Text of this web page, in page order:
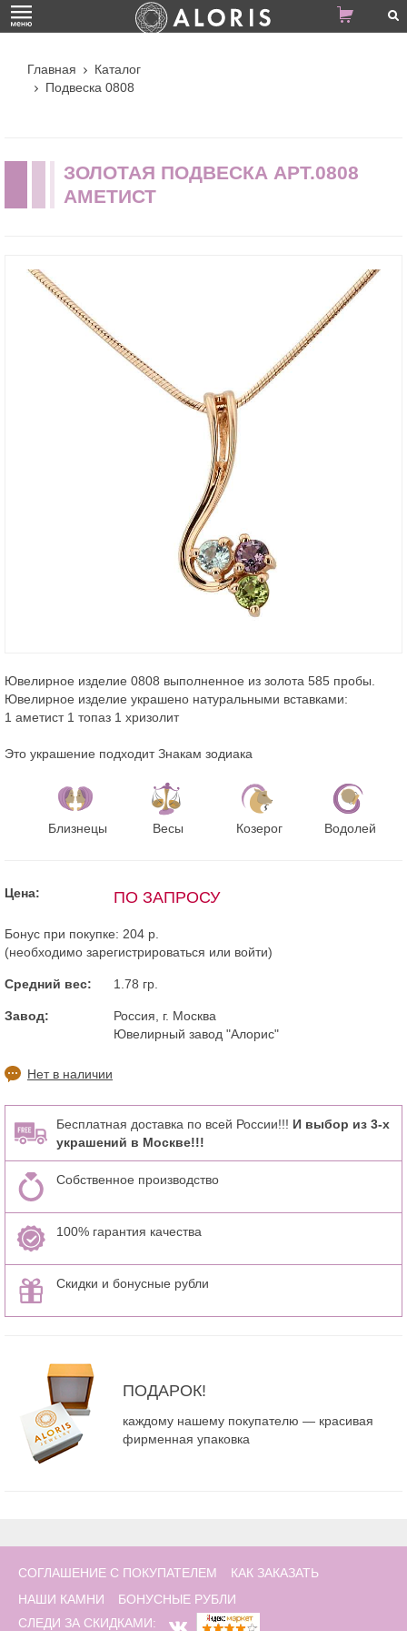
Главная
Каталог
Подвеска 0808
ЗОЛОТАЯ ПОДВЕСКА АРТ.0808
АМЕТИСТ
Ювелирное изделие 0808 выполненное из золота 585 пробы.
Ювелирное изделие украшено натуральными вставками:
1 аметист 1 топаз 1 хризолит
Это украшение подходит Знакам зодиака
Близнецы Весы Козерог Водолей
Цена: ПО ЗАПРОСУ
Бонус при покупке: 204 р.
(необходимо зарегистрироваться или войти)
Средний вес: 1.78 гр.
Завод:
Россия, г. Москва
Ювелирный завод "Алорис"
Нет в наличии
Бесплатная доставка по всей России!!! И выбор из 3-х
украшений в Москве!!!
Собственное производство
100% гарантия качества
Скидки и бонусные рубли
ПОДАРОК!
каждому нашему покупателю — красивая
фирменная упаковка
СОГЛАШЕНИЕ С ПОКУПАТЕЛЕМ
КАК ЗАКАЗАТЬ
НАШИ КАМНИ
БОНУСНЫЕ РУБЛИ
СЛЕДИ ЗА СКИДКАМИ: